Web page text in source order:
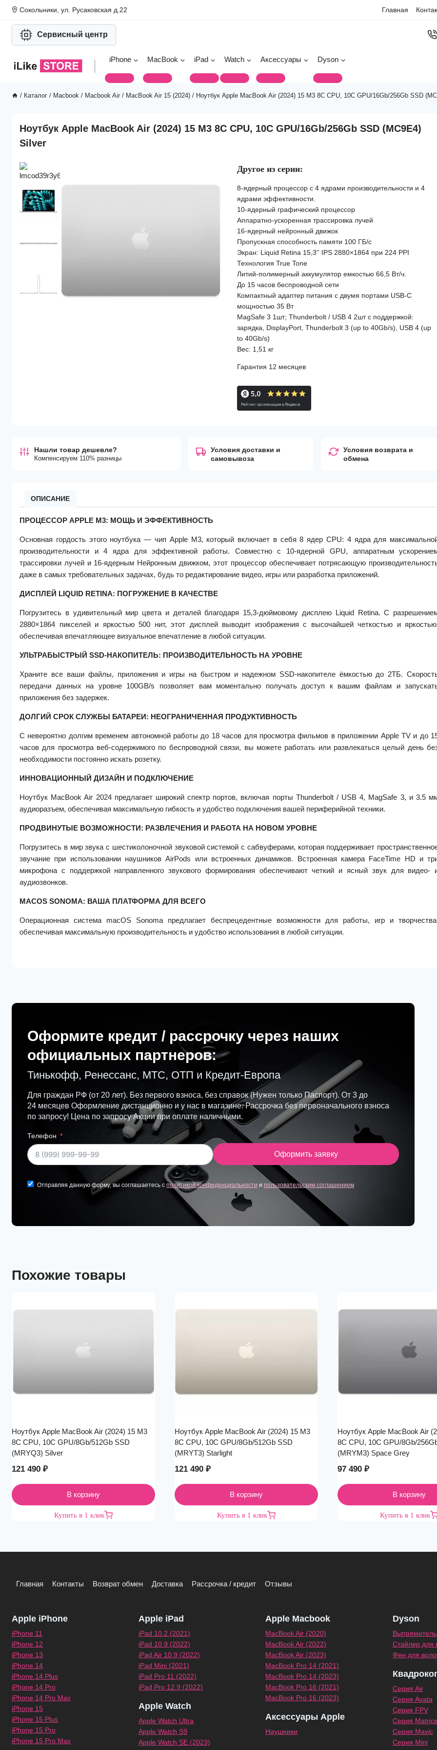
Перейти
содержимому
Сокольники, ул. Русаковская д.22 Главная
Сервисный центр
iPhone MacBook iPad Watch Аксессуары
Dyson
/ Каталог / Macbook / Macbook Air / MacBook Air 15 (2024) / Ноутбук Apple MacBook Air (2024) 15 M3 8C CPU, 10C GPU/16Gb/256Gb SSD
Ноутбук Apple MacBook Air (2024) 15 M3 8C CPU, 10C GPU/16Gb/256Gb SSD (MC9E4)
Silver
Другое из серии:
8-ядерный процессор с 4 ядрами производительности и 4
ядрами эффективности.
10-ядерный графический процессор
Аппаратно-ускоренная трассировка лучей
16-ядерный нейронный движок
Пропускная способность памяти 100 ГБ/с
Экран: Liquid Retina 15,3'' IPS 2880×1864 при 224 PPI
Технология True Tone
Литий-полимерный аккумулятор емкостью 66,5 Вт/ч.
До 15 часов беспроводной сети
Компактный адаптер питания с двумя портами USB-C
мощностью 35 Вт
MagSafe 3 1шт; Thunderbolt / USB 4 2шт с поддержкой:
зарядка, DisplayPort, Thunderbolt 3 (up to 40Gb/s), USB 4 (up
to 40Gb/s)
Вес: 1,51 кг
Гарантия 12 месяцев
Нашли товар дешевле?
Компенсируем 110% разницы
Условия доставки и
самовывоза
Условия возврата и
обмена
ОПИСАНИЕ
ПРОЦЕССОР APPLE M3: МОЩЬ И ЭФФЕКТИВНОСТЬ
Основная гордость этого ноутбука — чип Apple M3, который включает в себя 8 ядер CPU: 4 ядра для
производительности и 4 ядра для эффективной работы. Совместно с 10-ядерной GPU, аппаратным
трассировки лучей и 16-ядерным Нейронным движком, этот процессор обеспечивает потрясающую
даже в самых требовательных задачах, будь то редактирование видео, игры или разработка приложений.
ДИСПЛЕЙ LIQUID RETINA: ПОГРУЖЕНИЕ В КАЧЕСТВЕ
Погрузитесь в удивительный мир цвета и деталей благодаря 15,3-дюймовому дисплею Liquid Retina. С
2880×1864 пикселей и яркостью 500 нит, этот дисплей выводит изображения с высочайшей четкостью и
обеспечивая впечатляющее визуальное впечатление в любой ситуации.
УЛЬТРАБЫСТРЫЙ SSD-НАКОПИТЕЛЬ: ПРОИЗВОДИТЕЛЬНОСТЬ НА УРОВНЕ
Храните все ваши файлы, приложения и игры на быстром и надежном SSD-накопителе ёмкостью до 2ТБ.
передачи данных на уровне 100GB/s позволяет вам моментально получать доступ к вашим файлам и
приложения без задержек.
ДОЛГИЙ СРОК СЛУЖБЫ БАТАРЕИ: НЕОГРАНИЧЕННАЯ ПРОДУКТИВНОСТЬ
С невероятно долгим временем автономной работы до 18 часов для просмотра фильмов в приложении Apple TV и до
часов для просмотра веб-содержимого по беспроводной связи, вы можете работать или развлекаться целый день
необходимости постоянно искать розетку.
ИННОВАЦИОННЫЙ ДИЗАЙН И ПОДКЛЮЧЕНИЕ
Ноутбук MacBook Air 2024 предлагает широкий спектр портов, включая порты Thunderbolt / USB 4, MagSafe 3, и 3.5
аудиоразъем, обеспечивая максимальную гибкость и удобство подключения вашей периферийной техники.
ПРОДВИНУТЫЕ ВОЗМОЖНОСТИ: РАЗВЛЕЧЕНИЯ И РАБОТА НА НОВОМ УРОВНЕ
Погрузитесь в мир звука с шестиколоночной звуковой системой с сабвуферами, которая поддерживает
звучание при использовании наушников AirPods или встроенных динамиков. Встроенная камера FaceTime HD и
микрофона с поддержкой направленного звукового формирования обеспечивают четкий и ясный звук для видео-
аудиозвонков.
MACOS SONOMA: ВАША ПЛАТФОРМА ДЛЯ ВСЕГО
Операционная система macOS Sonoma предлагает беспрецедентные возможности для работы, игр и
обеспечивая максимальную производительность и удобство использования в любой ситуации.
Оформите кредит / рассрочку через наших
официальных партнеров:
Тинькофф, Ренессанс, МТС, ОТП и Кредит-Европа
Для граждан РФ (от 20 лет). Без первого взноса, без справок (Нужен только Паспорт). От 3 до
24 месяцев Оформление дистанционно и у нас в магазине. Рассрочка без первоначального взноса
по запросу! Цена по запросу Акции при оплате наличными.
Телефон
Оформить заявку
Отправляя данную форму, вы соглашаетесь с политикой конфиденциальности и пользовательским соглашением
Похожие товары
Ноутбук Apple MacBook Air (2024) 15 M3
8C CPU, 10C GPU/8Gb/512Gb SSD
(MRYQ3) Silver
121 490 ₽
В корзину
Купить в 1 клик
Ноутбук Apple MacBook Air (2024) 15 M3
8C CPU, 10C GPU/8Gb/512Gb SSD
(MRYT3) Starlight
121 490 ₽
В корзину
Купить в 1 клик
Ноутбук Apple MacBook Air
8C CPU, 10C GPU/8Gb/
(MRYM3) Space Grey
97 490 ₽
В корзину
Купить в 1 клик
Главная Контакты Возврат обмен Доставка Рассрочка / кредит Отзывы
Apple iPhone
iPhone 11
iPhone 12
iPhone 13
iPhone 14
iPhone 14 Plus
iPhone 14 Pro
iPhone 14 Pro Max
iPhone 15
iPhone 15 Plus
iPhone 15 Pro
iPhone 15 Pro Max
Apple iPad
iPad 10.2 (2021)
iPad 10.9 (2022)
iPad Air 10.9 (2022)
iPad Mini (2021)
iPad Pro 11 (2022)
iPad Pro 12.9 (2022)
Apple Watch
Apple Watch Ultra
Apple Watch S9
Apple Watch SE (2023)
Apple Macbook
MacBook Air (2020)
MacBook Air (2022)
MacBook Air (2023)
MacBook Pro 14 (2021)
MacBook Pro 14 (2023)
MacBook Pro 16 (2021)
MacBook Pro 16 (2023)
Аксессуары Apple
Наушники
Dyson
Стайлер для
Фен для
Серия Air
Серия Avata
Серия FPV
Серия
Серия Mavic
Серия Mini